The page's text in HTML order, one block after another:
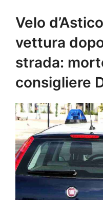
Velo
vettura
strada:
consigliere